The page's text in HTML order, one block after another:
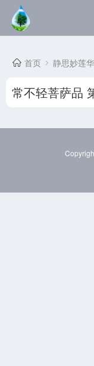
首页 静思妙莲华
常不轻菩萨品